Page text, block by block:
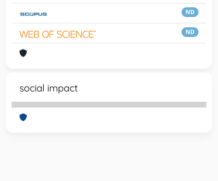
ND
ND
social impact